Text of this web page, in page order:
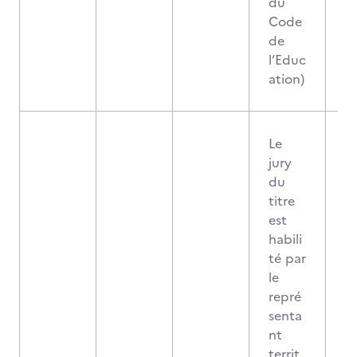
Code
de
l’Educ
ation)
Le
jury
du
titre
est
habili
té par
le
repré
senta
nt